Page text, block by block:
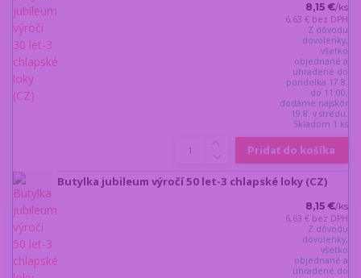
8,15 €/ks
6,63 € bez DPH
Z dôvodu
dovolenky,
všetko
objednané a
uhradené do
pondelka 17.8.
do 11:00,
dodáme najskôr
19.8. v stredu.
Skladom 1 ks
Pridať do košíka
Butylka jubileum výročí 50 let-3 chlapské loky (CZ)
8,15 €/ks
6,63 € bez DPH
Z dôvodu
dovolenky,
všetko
objednané a
uhradené do